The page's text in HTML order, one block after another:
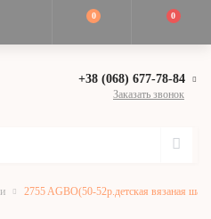
0 0
+38 (068) 677-78-84
Заказать звонок
2755 AGBO(50-52р.детская вязаная